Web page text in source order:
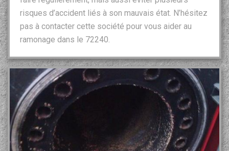
risques d’accident liés à son mauvais état. N’hésitez
pas à contacter cette société pour vous aider au
ramonage dans le 72240.